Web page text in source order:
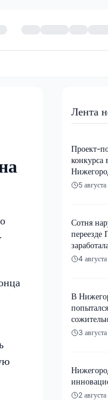
Лента
Проект-
конкурса
5 августа
Сотня
4 августа
В
3 августа
2 августа